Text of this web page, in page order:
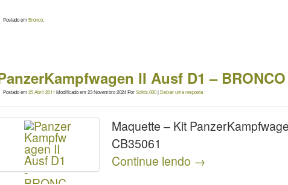
Postado em Bronco
II Ausf D1 – BRONCO
Postado em 25 Abril 2011 Modificado em 23 Novembro 2024PorSdKfz.000|Deixar uma resposta
Maquette – Kit
CB35061
Continue lendo →